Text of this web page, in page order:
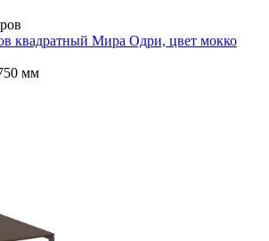
квадратный Мира Одри, цвет мокко
мм